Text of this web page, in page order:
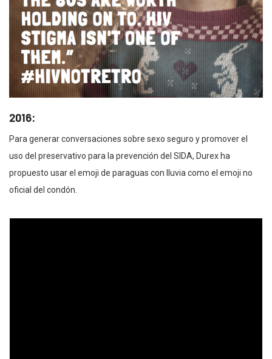
2016:
Para generar conversaciones sobre sexo seguro y promover el
uso del preservativo para la prevención del SIDA, Durex ha
propuesto usar el emoji de paraguas con lluvia como el emoji no
oficial del condón.